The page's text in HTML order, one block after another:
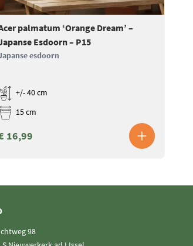
palmatum ‘Orange Dream’ –
Esdoorn – P15
esdoorn
+/- 40 cm
15 cm
16,99
98